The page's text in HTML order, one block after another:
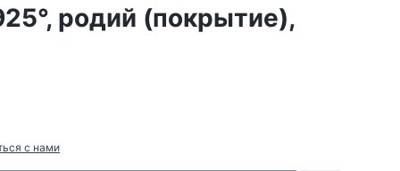
родий (покрытие),
с нами